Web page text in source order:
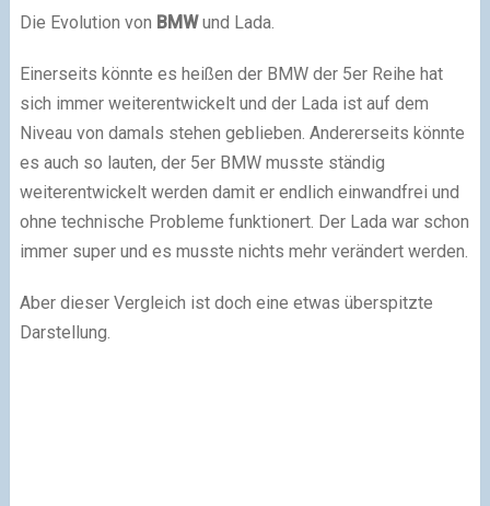
Die Evolution von BMWund Lada.
Einerseits könnte es heißen der BMW der 5er Reihe hat
sich immer weiterentwickelt und der Lada ist auf dem
Niveau von damals stehen geblieben. Andererseits könnte
es auch so lauten, der 5er BMW musste ständig
weiterentwickelt werden damit er endlich einwandfrei und
ohne technische Probleme funktionert. Der Lada war schon
immer super und es musste nichts mehr verändert werden.
Aber dieser Vergleich ist doch eine etwas überspitzte
Darstellung.